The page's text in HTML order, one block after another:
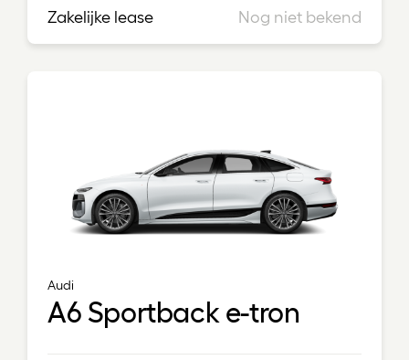
Zakelijke lease Nog niet bekend
Audi
A6 Sportback e-tron